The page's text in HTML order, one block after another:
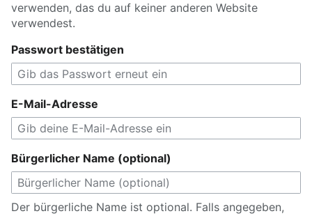
verwenden, das du auf keiner anderen Website
verwendest.
Passwort bestätigen
E-Mail-Adresse
Bürgerlicher Name (optional)
Der bürgerliche Name ist optional. Falls angegeben,